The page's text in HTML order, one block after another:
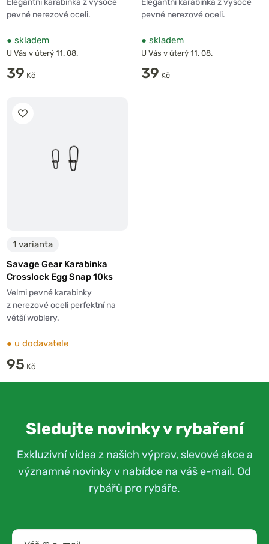
pevné nerezové oceli.
● skladem
U Vás v úterý 11. 08.
39 Kč
pevné nerezové oceli.
● skladem
U Vás v úterý 11. 08.
39 Kč
1 varianta
Savage Gear Karabinka
Crosslock Egg Snap 10ks
Velmi pevné karabinky
z nerezové oceli perfektní na
větší woblery.
● u dodavatele
95 Kč
Sledujte novinky v rybaření
Exkluzivní videa z našich výprav, slevové akce a
významné novinky v nabídce na váš e-mail. Od
rybářů pro rybáře.